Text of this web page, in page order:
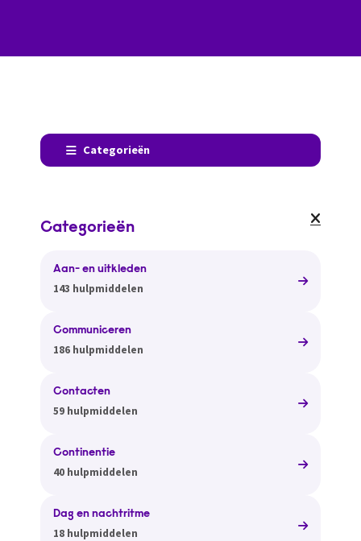
Categorieën
Categorieën
Aan- en uitkleden
143 hulpmiddelen
Communiceren
186 hulpmiddelen
Contacten
59 hulpmiddelen
Continentie
40 hulpmiddelen
Dag en nachtritme
18 hulpmiddelen